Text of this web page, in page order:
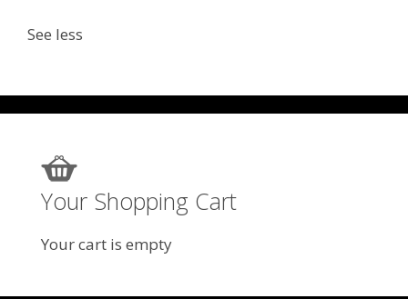
See less
Your Shopping Cart
Your cart is empty